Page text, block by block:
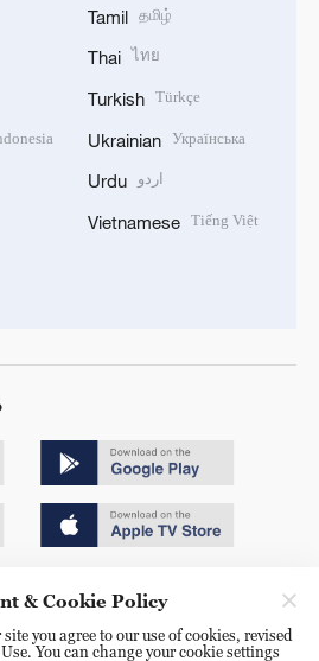
Tamil தமிழ்
Thai ไทย
Turkish Türkçe
Ukrainian Українська
Urdu اردو
Vietnamese Tiếng Việt
& Cookie Policy
you agree to our use of cookies, revised
You can change your cookie settings